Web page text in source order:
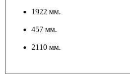
1922 мм.
457 мм.
2110 мм.